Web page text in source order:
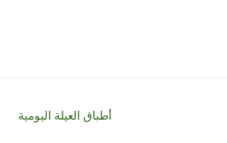
أطباق العيلة اليومية